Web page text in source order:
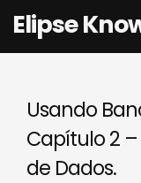
Elipse
Usando
Capítulo 2
de Dados.